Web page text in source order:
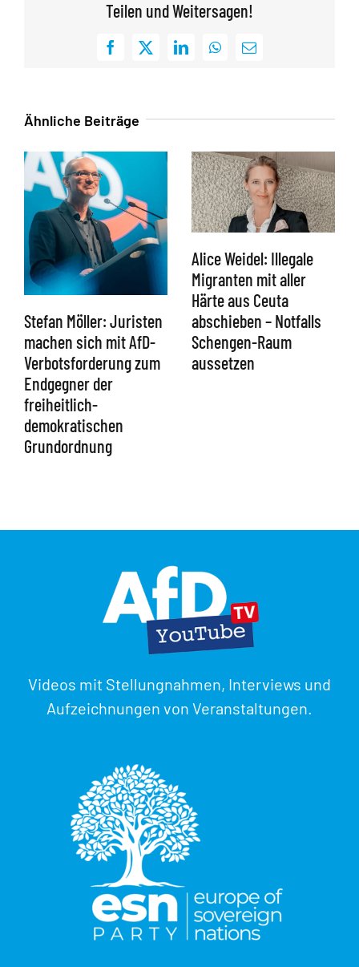
Teilen und Weitersagen!
Facebook
X LinkedInWhatsApp
E-
Ähnliche Beiträge
Stefan Möller: Juristen
machen sich mit AfD-
Verbotsforderung zum
Endgegner der
freiheitlich-
demokratischen
Grundordnung
Alice Weidel: Illegale
Migranten mit aller
Härte aus Ceuta
abschieben – Notfalls
Schengen-Raum
aussetzen
Videos mit Stellungnahmen, Interviews und
Aufzeichnungen von Veranstaltungen.